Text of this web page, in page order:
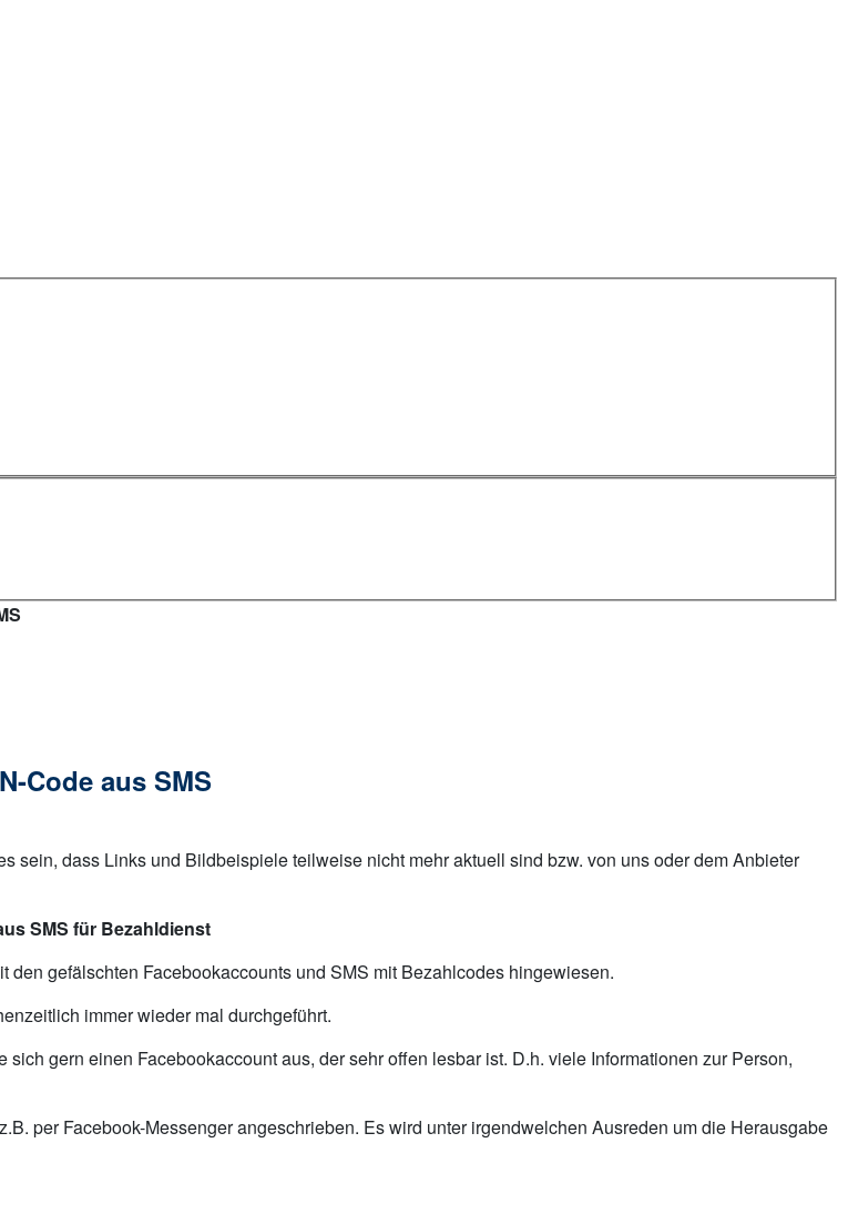
Code aus SMS
sein, dass Links und Bildbeispiele teilweise nicht mehr aktuell sind bzw. von uns oder dem Anbieter
SMS für Bezahldienst
gefälschten Facebookaccounts und SMS mit Bezahlcodes hingewiesen.
immer wieder mal durchgeführt.
gern einen Facebookaccount aus, der sehr offen lesbar ist. D.h. viele Informationen zur Person,
per Facebook-Messenger angeschrieben. Es wird unter irgendwelchen Ausreden um die Herausgabe